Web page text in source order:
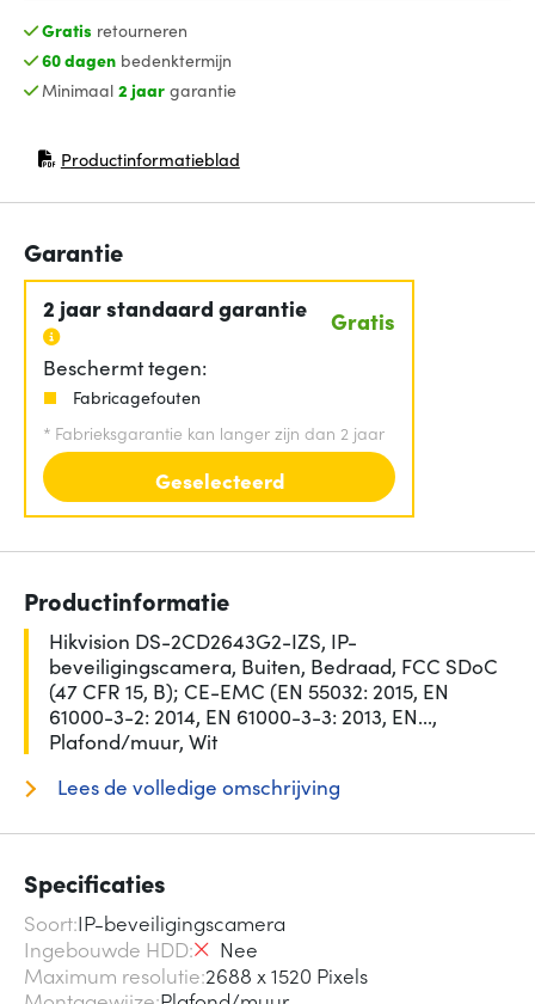
Gratis retourneren
60 dagenbedenktermijn
Minimaal 2 jaargarantie
Productinformatieblad
(opent in nieuw venster)
Garantie
2 jaar standaard garantie Gratis
Beschermt tegen:
Fabricagefouten
* Fabrieksgarantie kan langer zijn dan 2 jaar
Geselecteerd
Productinformatie
Hikvision DS-2CD2643G2-IZS, IP-
beveiligingscamera, Buiten, Bedraad, FCC SDoC
(47 CFR 15, B); CE-EMC (EN 55032: 2015, EN
61000-3-2: 2014, EN 61000-3-3: 2013, EN...,
Plafond/muur, Wit
Lees de volledige omschrijving
Specificaties
Soort IP-beveiligingscamera
Ingebouwde HDD
Nee
Maximum resolutie 2688 x 1520 Pixels